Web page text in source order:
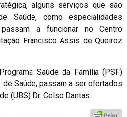
alguns serviços que são
Saúde, como especialidades
a funcionar no Centro
Francisco Assis de Queiroz
Saúde da Família (PSF)
Saúde, passam a ser ofertados
(UBS) Dr. Celso Dantas.